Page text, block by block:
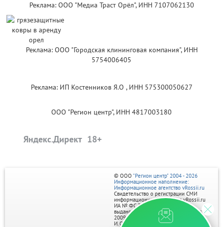
Реклама: ООО "Медиа Траст Орёл", ИНН 7107062130
Реклама: ООО "Городская клининговая компания", ИНН
5754006405
Реклама: ИП Костенников Я.О , ИНН 575300050627
ООО "Регион центр", ИНН 4817003180
Яндекс.Директ
© ООО "Регион центр" 2004 - 2026
Информационное наполнение:
Информационное агентство vRossii.ru
Свидетельство о регистрации СМИ
информационного агентства vRossii.ru
ИА № ФС 77‑35502
выдано РОСКОМНАДЗОРом 04 марта
2009г.
И. О. Главного редактора Нарыков А. Н.